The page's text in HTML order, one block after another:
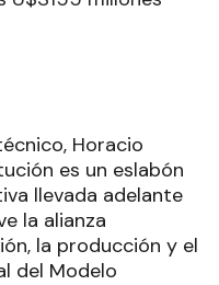
Horacio
es un eslabón
llevada adelante
la alianza
la producción y el
del Modelo